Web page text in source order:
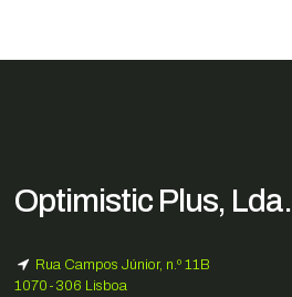
Optimistic Plus, Lda.
Rua Campos Júnior, n.º 11B
1070-306 Lisboa